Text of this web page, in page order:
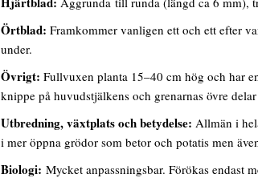
Örtblad: Framkommer vanligen ett och ett efter
under.
Övrigt: Fullvuxen planta 15–40 cm hög och har
knippe på huvudstjälkens och grenarnas övre
Utbredning, växtplats och betydelse: Allmän i
i mer öppna grödor som betor och potatis men
Biologi: Mycket anpassningsbar. Förökas endast